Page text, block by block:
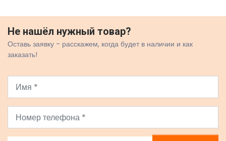
Не нашёл нужный товар?
Оставь заявку - расскажем, когда будет в наличии и как
заказать!